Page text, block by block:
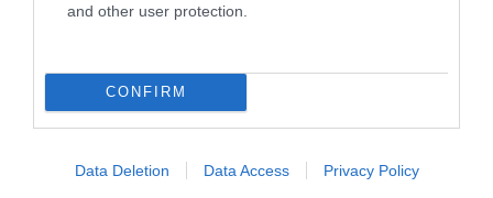
and other user protection.
CONFIRM
Data Deletion Data Access Privacy Policy